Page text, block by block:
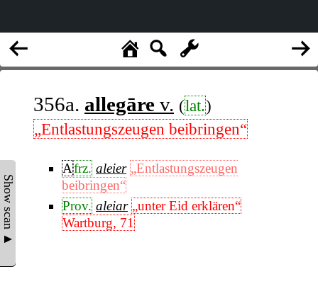
Show scan ▲
356a. allegāre v. (lat.)
„Entlastungszeugen beibringen“
Afrz. aleier „Entlastungszeugen
beibringen“
Prov. aleiar „unter Eid erklären“
Wartburg, 71